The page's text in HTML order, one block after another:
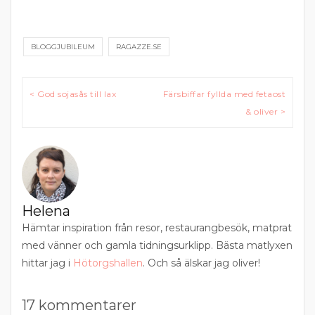
BLOGGJUBILEUM RAGAZZE.SE
Inläggsnavigering
< God sojasås till lax
Färsbiffar fyllda med fetaost
& oliver >
Helena
Hämtar inspiration från resor, restaurangbesök, matprat
med vänner och gamla tidningsurklipp. Bästa matlyxen
hittar jag i Hötorgshallen. Och så älskar jag oliver!
17 kommentarer